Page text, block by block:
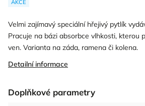
AKCE
Velmi zajímavý speciální hřejivý pytlík
Pracuje na bázi absorbce vlhkosti, kterou
ven. Varianta na záda, ramena či kolena.
Detailní informace
Doplňkové parametry